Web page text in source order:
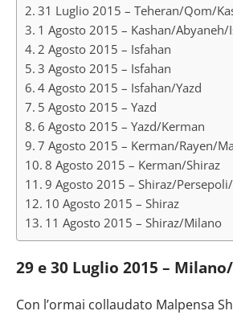
31 Luglio 2015 – Teheran/Qom/
1 Agosto 2015 – Kashan/Abyaneh/
2 Agosto 2015 – Isfahan
3 Agosto 2015 – Isfahan
4 Agosto 2015 – Isfahan/Yazd
5 Agosto 2015 – Yazd
6 Agosto 2015 – Yazd/Kerman
7 Agosto 2015 – Kerman/Rayen/
8 Agosto 2015 – Kerman/Shiraz
9 Agosto 2015 – Shiraz/
10 Agosto 2015 – Shiraz
11 Agosto 2015 – Shiraz/Milano
29 e 30 Luglio 2015 –
Con l’ormai collaudato Malpensa